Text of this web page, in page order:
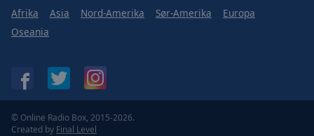
Afrika Asia Nord-Amerika Sør-Amerika
Europa
Oseania
© Online Radio Box, 2015-2026.
Created by Final Level